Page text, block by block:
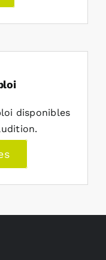
disponibles